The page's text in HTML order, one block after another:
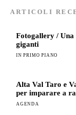
ARTICOLI
Fotogallery /
giganti
IN PRIMO PIANO
Alta Val Taro e
per imparare a
AGENDA